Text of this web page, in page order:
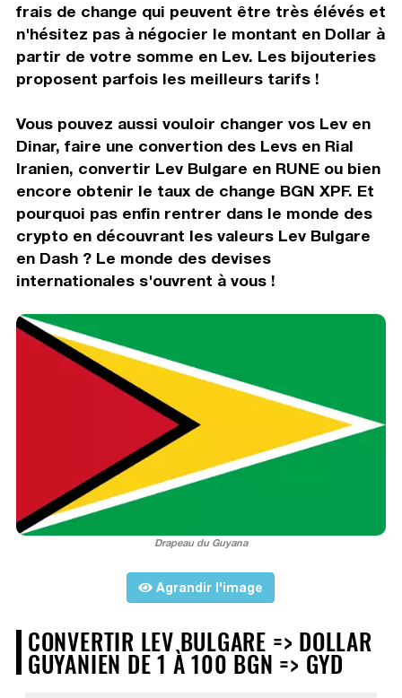
frais de change qui peuvent être très élévés et
n'hésitez pas à négocier le montant en Dollar à
partir de votre somme en Lev. Les bijouteries
proposent parfois les meilleurs tarifs !
Vous pouvez aussi vouloir changer vos Lev en
Dinar, faire une convertion des Levs en Rial
Iranien, convertir Lev Bulgare en RUNE ou bien
encore obtenir le taux de change BGN XPF. Et
pourquoi pas enfin rentrer dans le monde des
crypto en découvrant les valeurs Lev Bulgare
en Dash ? Le monde des devises
internationales s'ouvrent à vous !
Drapeau du Guyana
Agrandir l'image
CONVERTIR LEV BULGARE => DOLLAR
GUYANIEN DE 1 À 100 BGN => GYD